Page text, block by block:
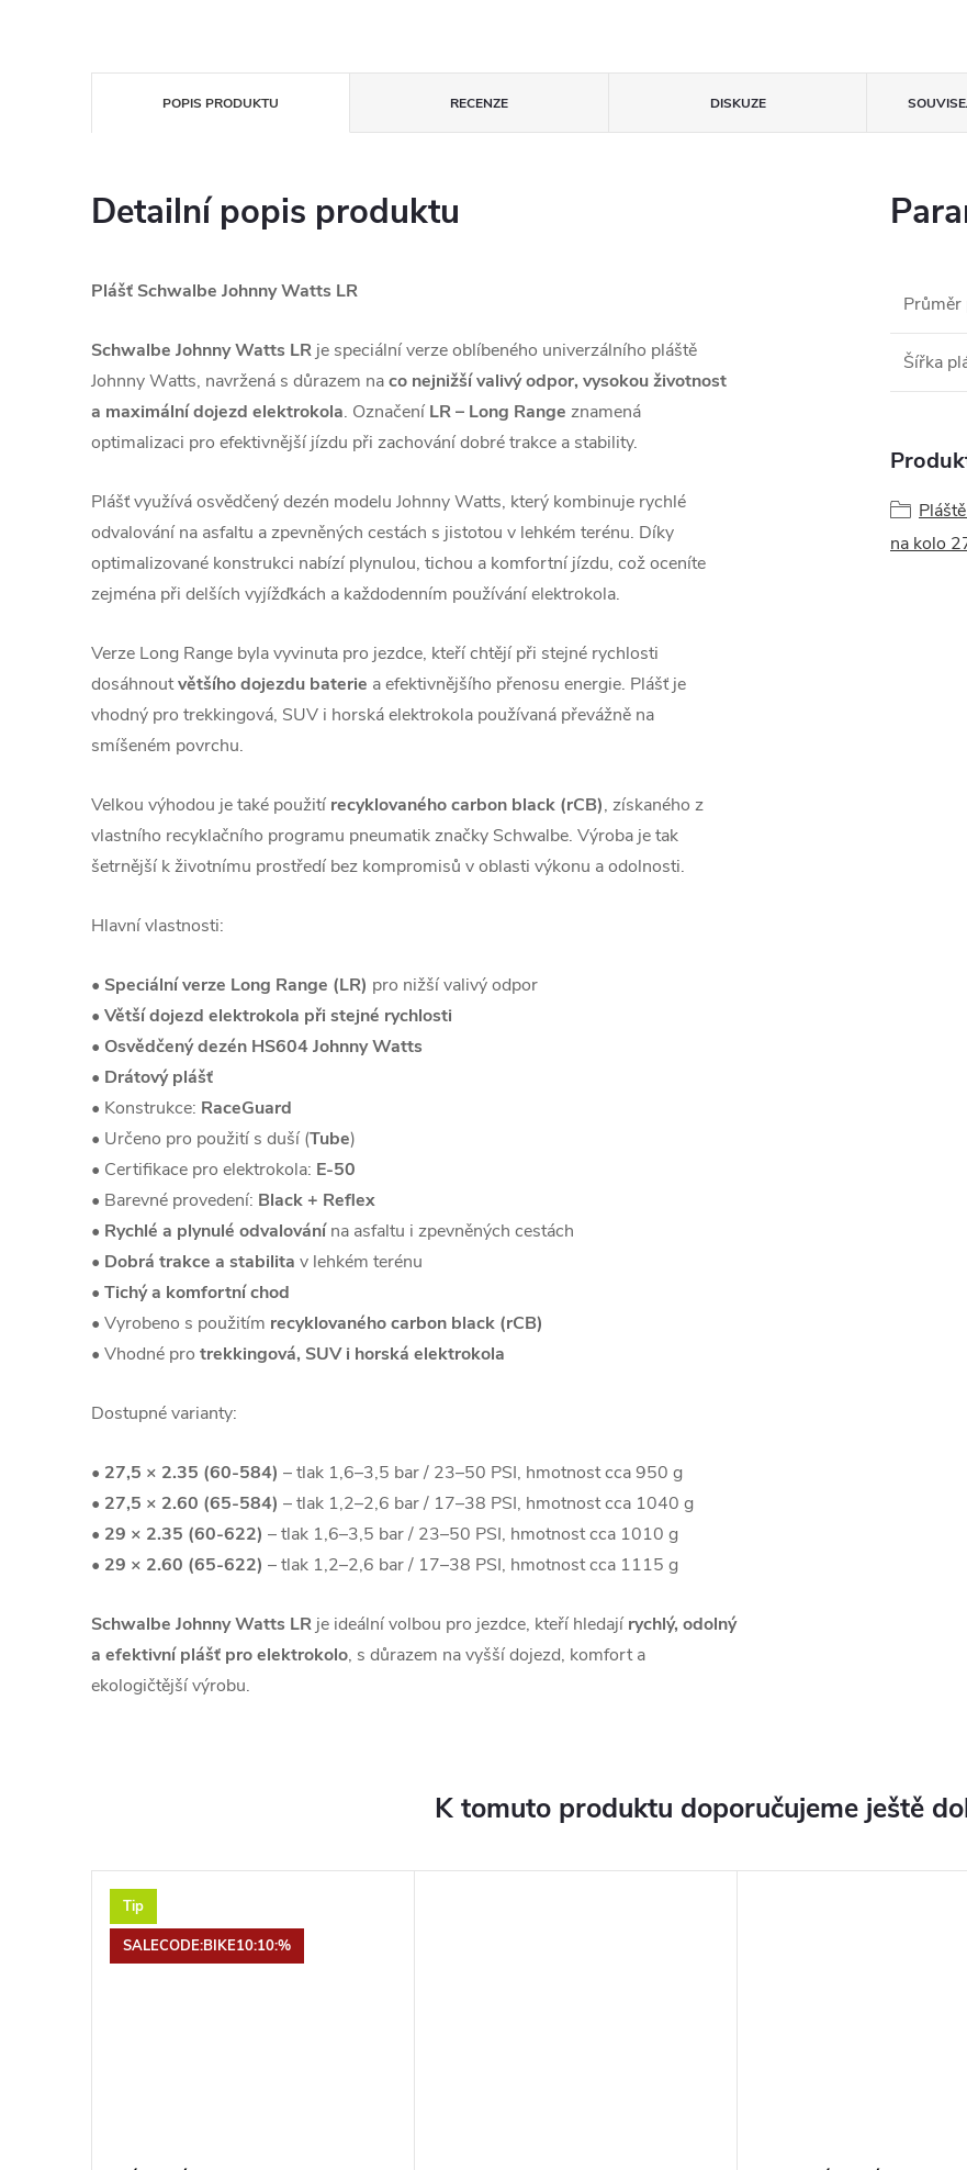
POPIS PRODUKTU RECENZE DISKUZE
Detailní popis produktu
Plášť Schwalbe Johnny Watts LR
Schwalbe Johnny Watts LR je speciální verze oblíbeného univerzálního pláště
Johnny Watts, navržená s důrazem naco nejnižší valivý odpor, vysokou životnost
a maximální dojezd elektrokola. Označení LR – Long Range znamená
optimalizaci pro efektivnější jízdu při zachování dobré trakce a stability.
Plášť využívá osvědčený dezén modelu Johnny Watts, který kombinuje rychlé
odvalování na asfaltu a zpevněných cestách s jistotou v lehkém terénu. Díky
optimalizované konstrukci nabízí plynulou, tichou a komfortní jízdu, což oceníte
zejména při delších vyjížďkách a každodenním používání elektrokola.
Verze Long Range byla vyvinuta pro jezdce, kteří chtějí při stejné rychlosti
dosáhnoutvětšího dojezdu baterie a efektivnějšího přenosu energie. Plášť je
vhodný pro trekkingová, SUV i horská elektrokola používaná převážně na
smíšeném povrchu.
Velkou výhodou je také použití recyklovaného carbon black (rCB), získaného z
vlastního recyklačního programu pneumatik značky Schwalbe. Výroba je tak
šetrnější k životnímu prostředí bez kompromisů v oblasti výkonu a odolnosti.
Hlavní vlastnosti:
• Speciální verze Long Range (LR) pro nižší valivý odpor
• Větší dojezd elektrokola při stejné rychlosti
• Osvědčený dezén HS604 Johnny Watts
• Drátový plášť
• Konstrukce: RaceGuard
• Určeno pro použití s duší (Tube)
• Certifikace pro elektrokola: E-50
• Barevné provedení: Black + Reflex
• Rychlé a plynulé odvalovánína asfaltu i zpevněných cestách
• Dobrá trakce a stabilita v lehkém terénu
• Tichý a komfortní chod
• Vyrobeno s použitím recyklovaného carbon black (rCB)
• Vhodné pro trekkingová, SUV i horská elektrokola
Dostupné varianty:
• 27,5 × 2.35 (60-584) – tlak 1,6–3,5 bar / 23–50 PSI, hmotnost cca 950 g
• 27,5 × 2.60 (65-584) – tlak 1,2–2,6 bar / 17–38 PSI, hmotnost cca 1040 g
• 29 × 2.35 (60-622) – tlak 1,6–3,5 bar / 23–50 PSI, hmotnost cca 1010 g
• 29 × 2.60 (65-622) – tlak 1,2–2,6 bar / 17–38 PSI, hmotnost cca 1115 g
Schwalbe Johnny Watts LR je ideální volbou pro jezdce, kteří hledají rychlý, odolný
a efektivní plášť pro elektrokolo, s důrazem na vyšší dojezd, komfort a
ekologičtější výrobu.
Průměr
Šířka
na kolo
K tomuto produktu doporučujeme ještě
Tip
SALECODE:BIKE10:10:%